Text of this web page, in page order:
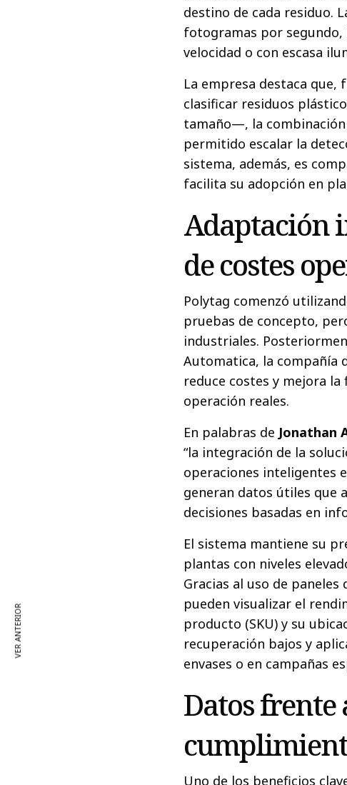
destino de cada residuo.
fotogramas por
velocidad o con escasa
La empresa destaca
clasificar residuos
tamaño—, la
permitido escalar la
sistema, además, es
facilita su adopción en
Adaptación
de costes
Polytag comenzó
pruebas de concepto,
industriales.
Automatica, la compañía
reduce costes y mejora
operación reales.
En palabras de Jonathan
“la integración de la
operaciones inteligentes
generan datos útiles que
decisiones basadas en
El sistema mantiene su
plantas con niveles
Gracias al uso de
pueden visualizar el
producto (SKU) y su
recuperación bajos y
envases o en campañas
Datos frente
Uno de los beneficios
VER ANTERIOR